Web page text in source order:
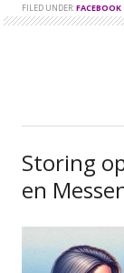
FILED UNDER:FACEBOOK
Storing
en